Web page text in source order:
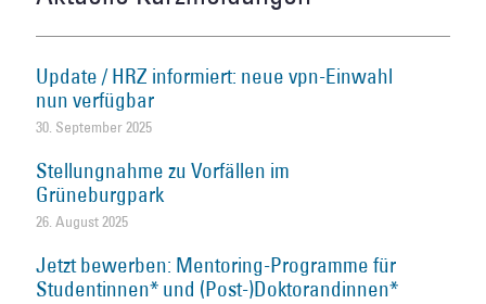
Update / HRZ informiert: neue vpn-Einwahl
nun verfügbar
30. September 2025
Stellungnahme zu Vorfällen im
Grüneburgpark
26. August 2025
Jetzt bewerben: Mentoring-Programme für
Studentinnen* und (Post-)Doktorandinnen*